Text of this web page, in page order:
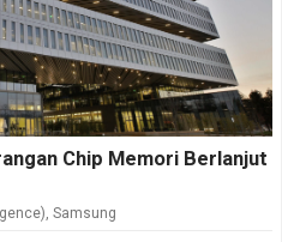
Chip Memori Berlanjut
, Samsung